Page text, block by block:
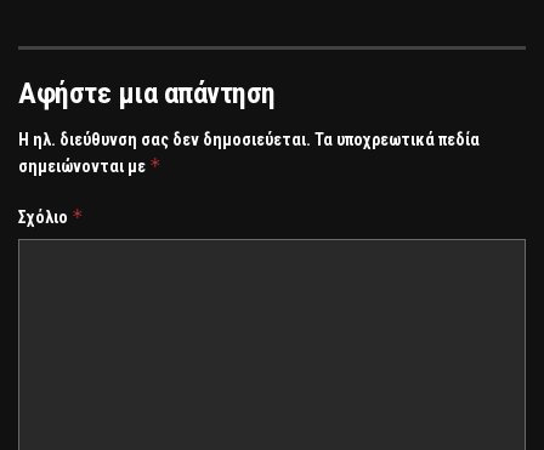
Αφήστε μια απάντηση
Η ηλ. διεύθυνση σας δεν δημοσιεύεται. Τα υποχρεωτικά πεδία
σημειώνονται με *
Σχόλιο *